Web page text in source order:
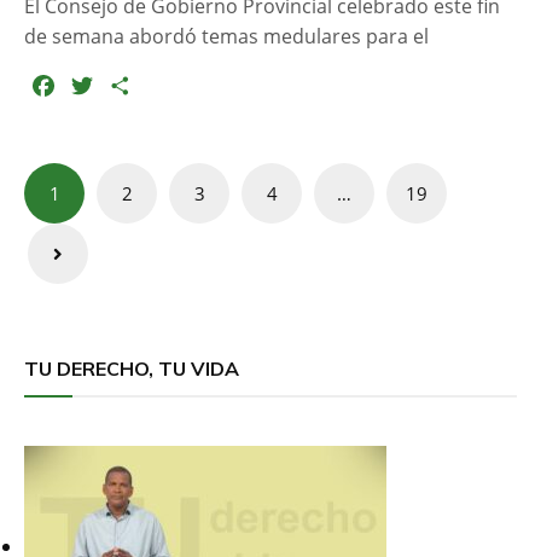
El Consejo de Gobierno Provincial celebrado este fin
de semana abordó temas medulares para el
e
o
o
Navegación
de
entradas
1 2 3 4 … 19
TU DERECHO, TU VIDA